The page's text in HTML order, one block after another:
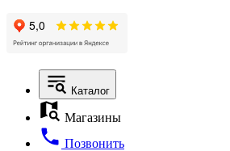
Каталог
Магазины
Позвонить